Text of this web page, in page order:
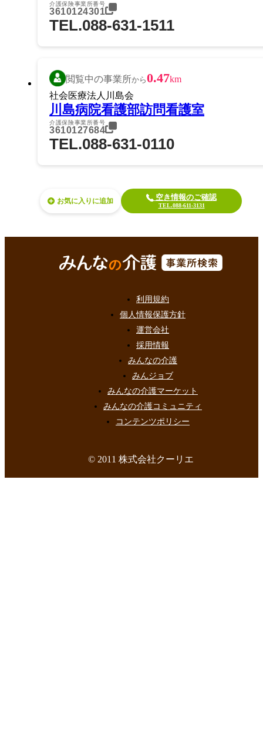
介護保険事業所番号
3610124301
TEL.088-631-1511
閲覧中の事業所から0.47km
社会医療法人川島会
川島病院看護部訪問看護室
介護保険事業所番号
3610127684
TEL.088-631-0110
お気に入り 空き情報のご確認
TEL.088-611-3131
利用規約
個人情報保護方針
運営会社
採用情報
みんなの介護
みんジョブ
みんなの介護マーケット
みんなの介護コミュニティ
コンテンツポリシー
© 2011 株式会社クーリエ